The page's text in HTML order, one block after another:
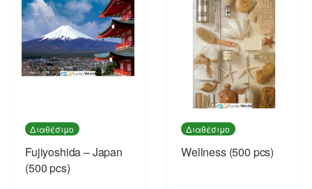
Διαθέσιμο
Fujiyoshida – Japan
(500 pcs)
Διαθέσιμο
Wellness (500 pcs)